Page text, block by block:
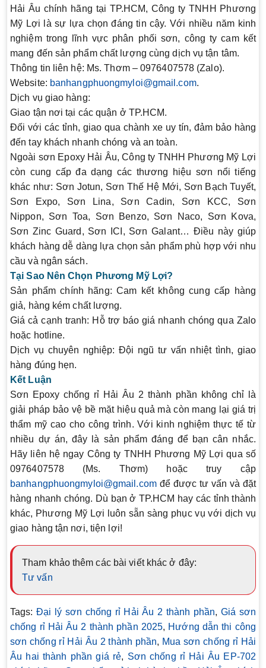
Hải Âu chính hãng tại TP.HCM,Công ty TNHH Phương
Mỹ Lợi là sự lựa chọn đáng tin cậy. Với nhiều năm kinh
nghiệm trong lĩnh vực phân phối sơn, công ty cam kết
mang đến sản phẩm chất lượng cùng dịch vụ tận tâm.
Thông tin liên hệ: Ms. Thơm – 0976407578 (Zalo).
Website: banhangphuongmyloi@gmail.com.
Dịch vụ giao hàng:
Giao tận nơi tại các quận ở TP.HCM.
Đối với các tỉnh, giao qua chành xe uy tín, đảm bảo hàng
đến tay khách nhanh chóng và an toàn.
Ngoài sơn Epoxy Hải Âu, Công ty TNHH Phương Mỹ Lợi
còn cung cấp đa dạng các thương hiệu sơn nổi tiếng
khác như: Sơn Jotun, Sơn Thế Hệ Mới, Sơn Bạch Tuyết,
Sơn Expo, Sơn Lina, Sơn Cadin, Sơn KCC, Sơn
Nippon, Sơn Toa, Sơn Benzo, Sơn Naco, Sơn Kova,
Sơn Zinc Guard, Sơn ICI, Sơn Galant… Điều này giúp
khách hàng dễ dàng lựa chọn sản phẩm phù hợp với nhu
cầu và ngân sách.
Tại Sao Nên Chọn Phương Mỹ Lợi?
Sản phẩm chính hãng: Cam kết không cung cấp hàng
giả, hàng kém chất lượng.
Giá cả cạnh tranh: Hỗ trợ báo giá nhanh chóng qua Zalo
hoặc hotline.
Dịch vụ chuyên nghiệp: Đội ngũ tư vấn nhiệt tình, giao
hàng đúng hẹn.
Kết Luận
Sơn Epoxy chống rỉ Hải Âu 2 thành phần không chỉ là
giải pháp bảo vệ bề mặt hiệu quả mà còn mang lại giá trị
thẩm mỹ cao cho công trình. Với kinh nghiệm thực tế từ
nhiều dự án, đây là sản phẩm đáng để bạn cân nhắc.
Hãy liên hệ ngay Công ty TNHH Phương Mỹ Lợi qua số
0976407578 (Ms. Thơm) hoặc truy cập
banhangphuongmyloi@gmail.comđể được tư vấn và đặt
hàng nhanh chóng. Dù bạn ở TP.HCM hay các tỉnh thành
khác, Phương Mỹ Lợi luôn sẵn sàng phục vụ với dịch vụ
giao hàng tận nơi, tiện lợi!
Tham khảo thêm các bài viết khác ở đây:
Tư vấn
Tags: Đại lý sơn chống rỉ Hải Âu 2 thành phần, Giá sơn
chống rỉ Hải Âu 2 thành phần 2025, Hướng dẫn thi công
sơn chống rỉ Hải Âu 2 thành phần, Mua sơn chống rỉ Hải
Âu hai thành phần giá rẻ, Sơn chống rỉ Hải Âu EP-702